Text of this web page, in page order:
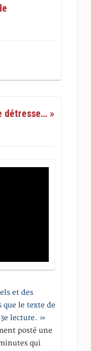
détresse… »
et des
que le texte de
lecture. »
posté une
qui